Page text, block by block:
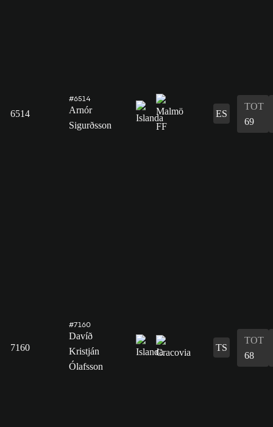
6514
#6514
Arnór
Sigurðsson
ES
TOT
69
7160
#7160
Davíð
Kristján
Ólafsson
TS
TOT
68